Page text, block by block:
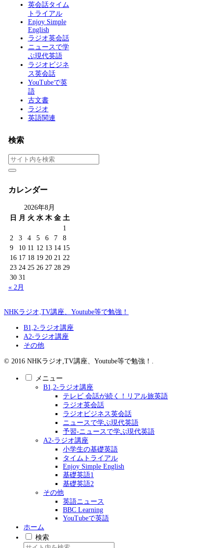
英会話タイム
トライアル
Enjoy Simple
English
ラジオ英会話
ニュースで学
ぶ現代英語
ラジオビジネ
ス英会話
YouTubeで英
語
古文書
ラジオ
英語関連
検索
カレンダー
2026年8月
日 月 火 水 木 金 土
1
2
3 4 5 6 7
8
9
10 11 12 13 14 15
16 17 18 19 20 21 22
23 24 25 26 27 28 29
30 31
« 2月
NHKラジオ,TV講座、Youtube等で勉強！
B1,2-ラジオ講座
A2-ラジオ講座
その他
© 2016 NHKラジオ,TV講座、Youtube等で勉強！.
メニュー
B1,2-ラジオ講座
テレビ 会話が続く！リアル旅英語
ラジオ英会話
ラジオビジネス英会話
ニュースで学ぶ現代英語
予習-ニュースで学ぶ現代英語
A2-ラジオ講座
小学生の基礎英語
タイムトライアル
Enjoy Simple English
基礎英語1
基礎英語2
その他
英語ニュース
BBC Learning
YouTubeで英語
ホーム
検索